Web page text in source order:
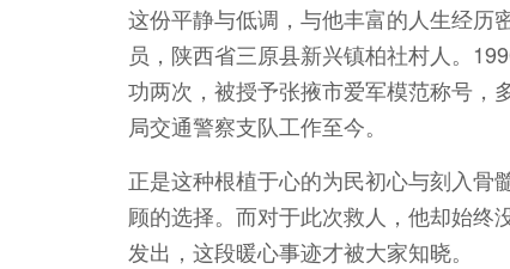
这份平静与低调，与他丰富的人生经历
员，陕西省三原县新兴镇柏社村人。
功两次，被授予张掖市爱军模范称号，
局交通警察支队工作至今。
正是这种根植于心的为民初心与刻入骨
顾的选择。而对于此次救人，他却始终
发出，这段暖心事迹才被大家知晓。